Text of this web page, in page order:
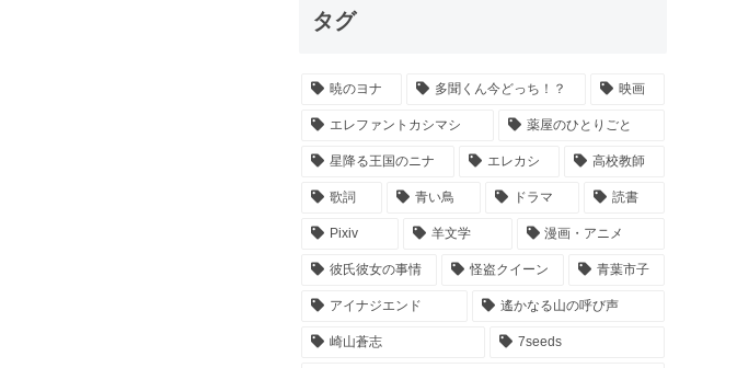
タグ
暁のヨナ 多聞くん今どっち！？ 映画
エレファントカシマシ 薬屋のひとりごと
星降る王国のニナ エレカシ 高校教師
歌詞 青い鳥 ドラマ 読書
Pixiv 羊文学 漫画・アニメ
彼氏彼女の事情 怪盗クイーン 青葉市子
アイナジエンド 遙かなる山の呼び声
崎山蒼志 7seeds